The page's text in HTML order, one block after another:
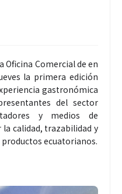
Oficina Comercial de en
la primera edición
gastronómica
del sector
y medios de
calidad, trazabilidad y
ecuatorianos.